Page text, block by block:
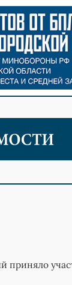
приняло